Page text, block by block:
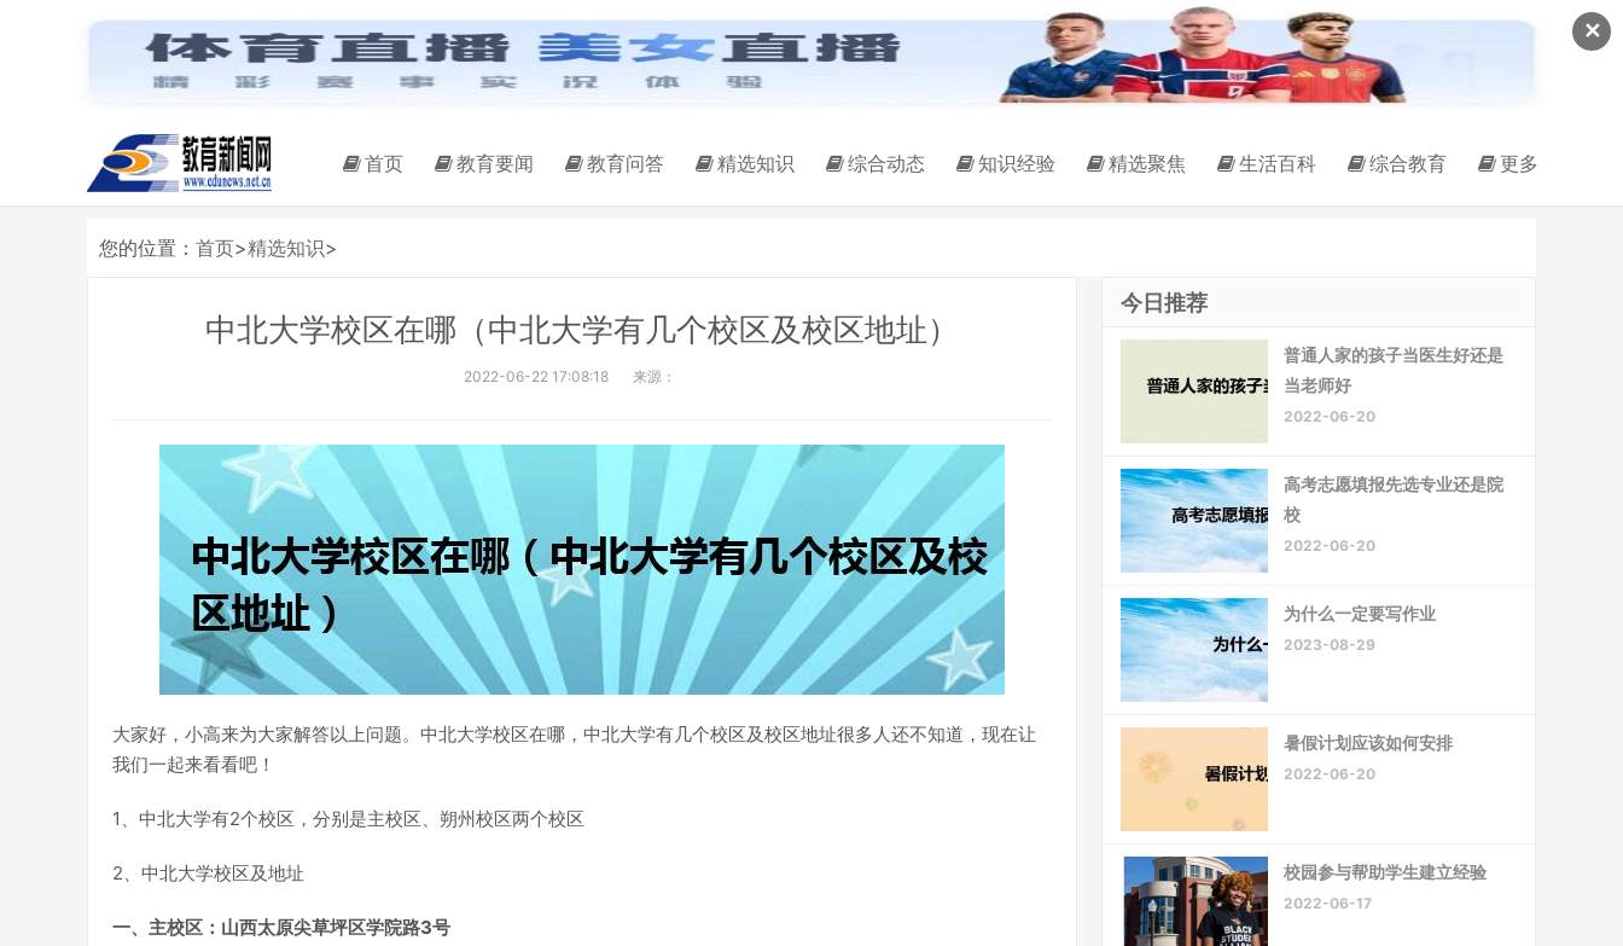
✕
首页 教育要闻 教育问答 精选知识 综合动态 知识经验 精选聚焦 生活百科 综合教育 更多
您的位置： 首页>精选知识>
中北大学校区在哪（中北大学有几个校区及校区地址）
2022-06-22 17:08:18 来源：
大家好，小高来为大家解答以上问题。中北大学校区在哪，中北大学有几个校区及校区地址很多人还不知道，现在让
我们一起来看看吧！
1、中北大学有2个校区，分别是主校区、朔州校区两个校区
2、中北大学校区及地址
一、主校区：山西太原尖草坪区学院路3号
今日推荐
普通人家的孩子当医生好还是
当老师好
2022-06-20
高考志愿填报先选专业还是院
校
2022-06-20
为什么一定要写作业
2023-08-29
暑假计划应该如何安排
2022-06-20
校园参与帮助学生建立经验
2022-06-17